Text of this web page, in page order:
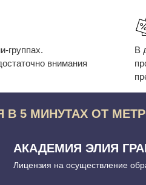
группах.
внимания
В
В 5 МИНУТАХ ОТ
АКАДЕМИЯ ЭЛИЯ
Лицензия на осуществление